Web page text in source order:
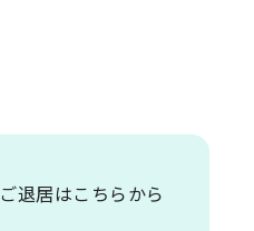
ご退居はこちらから